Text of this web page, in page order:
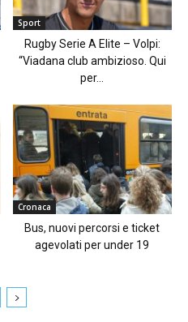
Sport
Rugby Serie A Elite – Volpi:
“Viadana club ambizioso. Qui
per...
Cronaca
Bus, nuovi percorsi e ticket
agevolati per under 19